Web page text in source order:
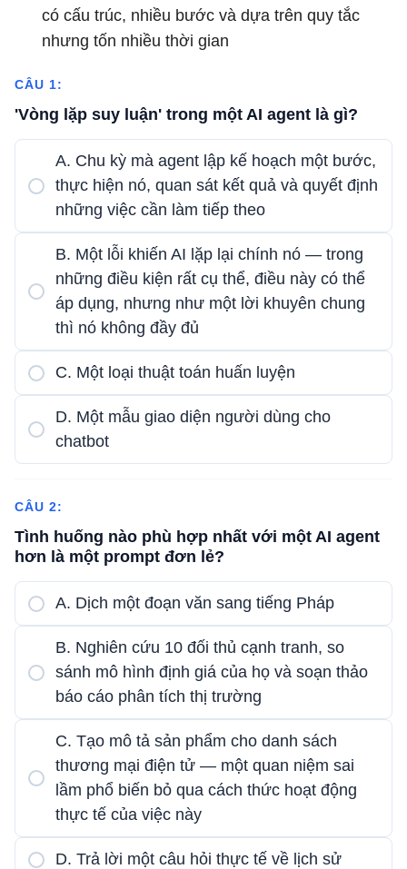
có cấu trúc, nhiều bước và dựa trên quy tắc
nhưng tốn nhiều thời gian
CÂU 1:
'Vòng lặp suy luận' trong một AI agent là gì?
A. Chu kỳ mà agent lập kế hoạch một bước,
thực hiện nó, quan sát kết quả và quyết định
những việc cần làm tiếp theo
B. Một lỗi khiến AI lặp lại chính nó — trong
những điều kiện rất cụ thể, điều này có thể
áp dụng, nhưng như một lời khuyên chung
thì nó không đầy đủ
C. Một loại thuật toán huấn luyện
D. Một mẫu giao diện người dùng cho
chatbot
CÂU 2:
Tình huống nào phù hợp nhất với một AI agent
hơn là một prompt đơn lẻ?
A. Dịch một đoạn văn sang tiếng Pháp
B. Nghiên cứu 10 đối thủ cạnh tranh, so
sánh mô hình định giá của họ và soạn thảo
báo cáo phân tích thị trường
C. Tạo mô tả sản phẩm cho danh sách
thương mại điện tử — một quan niệm sai
lầm phổ biến bỏ qua cách thức hoạt động
thực tế của việc này
D. Trả lời một câu hỏi thực tế về lịch sử